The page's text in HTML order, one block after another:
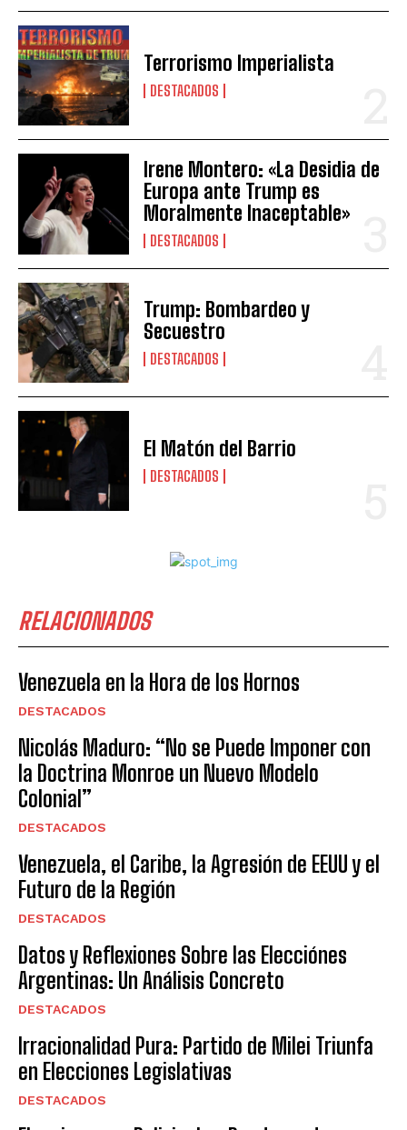
Terrorismo Imperialista
DESTACADOS
Irene Montero: «La Desidia de
Europa ante Trump es
Moralmente Inaceptable»
DESTACADOS
Trump: Bombardeo y
Secuestro
DESTACADOS
El Matón del Barrio
DESTACADOS
RELACIONADOS
Venezuela en la Hora de los Hornos
DESTACADOS
Nicolás Maduro: “No se Puede Imponer con
la Doctrina Monroe un Nuevo Modelo
Colonial”
DESTACADOS
Venezuela, el Caribe, la Agresión de EEUU y el
Futuro de la Región
DESTACADOS
Datos y Reflexiones Sobre las Elecciónes
Argentinas: Un Análisis Concreto
DESTACADOS
Irracionalidad Pura: Partido de Milei Triunfa
en Elecciones Legislativas
DESTACADOS